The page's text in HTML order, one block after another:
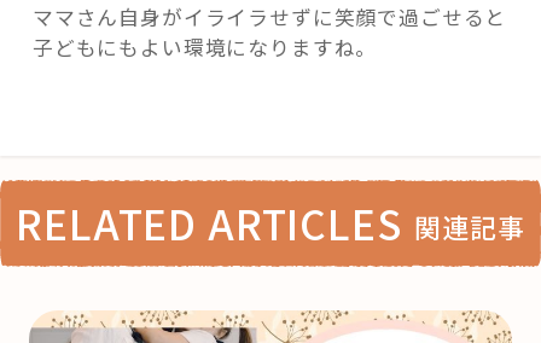
ママさん自身がイライラせずに笑顔で過ごせると
子どもにもよい環境になりますね。
RELATED ARTICLES 関連記事